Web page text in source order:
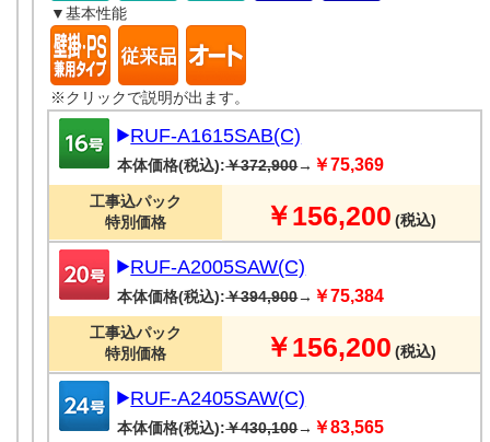
▼基本性能
※クリックで説明が出ます。
RUF-A1615SAB(C)
本体価格(税込):￥372,900→ ￥75,369
工事込パック
特別価格
￥156,200 (税込)
RUF-A2005SAW(C)
本体価格(税込):￥394,900→ ￥75,384
工事込パック
特別価格
￥156,200 (税込)
RUF-A2405SAW(C)
本体価格(税込):￥430,100→ ￥83,565